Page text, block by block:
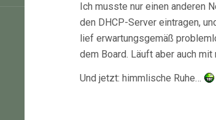
Ich musste nur einen anderen
den DHCP-Server eintragen,
lief erwartungsgemäß
dem Board. Läuft aber auch
Und jetzt: himmlische Ruhe…